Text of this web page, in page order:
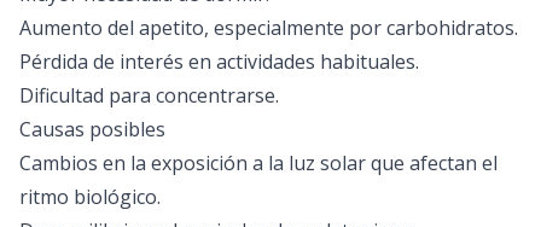
Aumento del apetito, especialmente por carbohidratos.
Pérdida de interés en actividades habituales.
Dificultad para concentrarse.
Causas posibles
Cambios en la exposición a la luz solar que afectan el
ritmo biológico.